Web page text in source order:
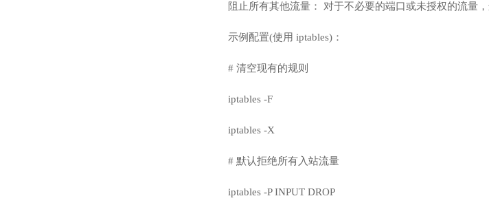
阻止所有其他流量： 对于不必要的端口或未授权的流量，
示例配置(使用 iptables)：
# 清空现有的规则
iptables -F
iptables -X
# 默认拒绝所有入站流量
iptables -P INPUT DROP